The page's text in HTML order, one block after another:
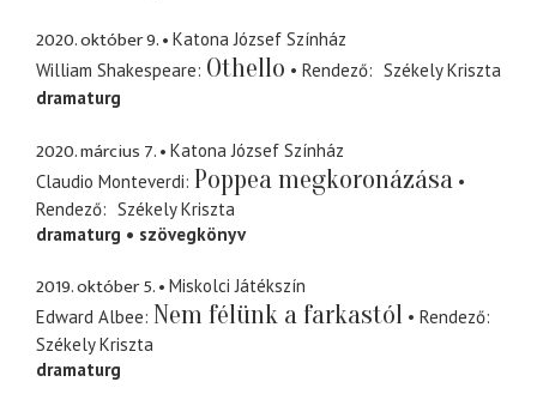
2020. október 9.
Katona József Színház
William Shakespeare Othello Rendező
Székely Kriszta
dramaturg
2020. március 7.
Katona József Színház
Claudio Monteverdi Poppea megkoronázása
Rendező
Székely Kriszta
dramaturg
szövegkönyv
2019. október 5.
Miskolci Játékszín
Edward Albee Nem félünk a farkastól
Rendező
Székely Kriszta
dramaturg